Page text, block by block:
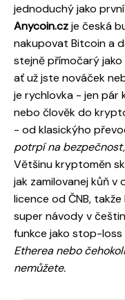
jednoduchý jako
Anycoin.czje česká
nakupovat Bitcoin a
stejně přímočarý jako
ať už jste nováček
je rychlovka - jen pár
nebo člověk do
- od klasickýho
potrpí na
Většinu kryptoměn
jak zamilovanej kůň
licence od ČNB,
super návody v
funkce jako stop-loss
Etherea nebo
nemůžete.